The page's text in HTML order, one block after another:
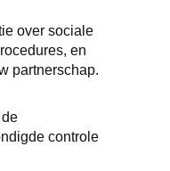
over sociale
en
partnerschap.
controle